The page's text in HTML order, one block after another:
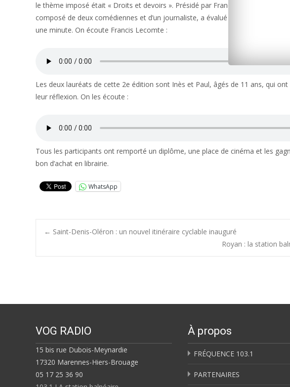
le thème imposé était « Droits et devoirs ». Présidé par Francis Lecomte,
composé de deux comédiennes et d’un journaliste, a évalué les treize
une minute. On écoute Francis Lecomte :
Les deux lauréats de cette 2e édition sont Inès et Paul, âgés de 11 ans, qui
leur réflexion. On les écoute :
Tous les participants ont remporté un diplôme, une place de cinéma et les
bon d’achat en librairie.
WhatsApp
Post
← Saint-Denis-Oléron : un nouvel itinéraire cyclable inauguré
Royan : la station
VOG RADIO
15 bis rue Dubois-Meynardie
17320 Marennes-Hiers-Brouage
05 17 25 36 90
À propos
FRÉQUENCE 103.1
PARTENAIRES